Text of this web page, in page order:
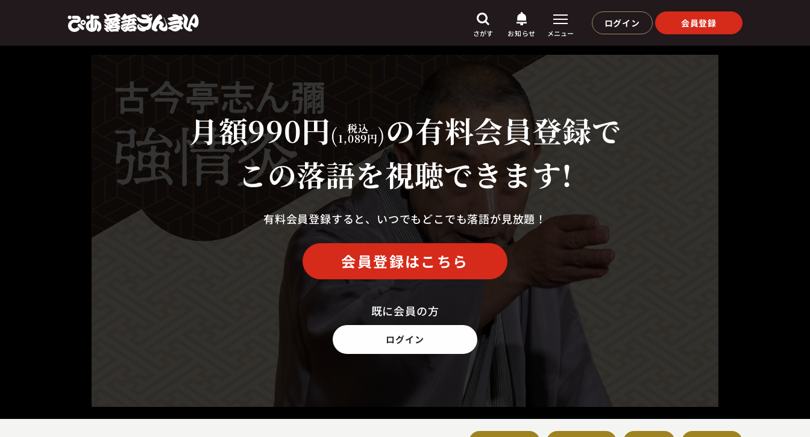
さがす
芸人からさがす
演目
上演時間からさがす
お知らせ メニュー
ログイン 会員登録
月額990円( 税込
1,089円)の有料会員登録で
この落語を視聴できます!
有料会員登録すると、いつでもどこでも落語が見放題！
会員登録はこちら
既に会員の方
ログイン